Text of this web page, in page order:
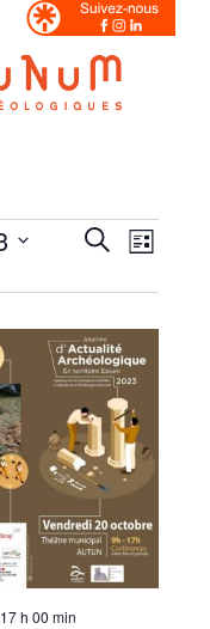
Recherche
et
de
Évènements
Recherche
de
Liste
17 h 00 min